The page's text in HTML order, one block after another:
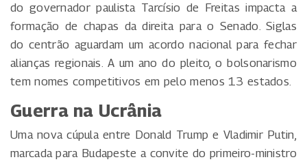
do governador paulista Tarcísio de Freitas impacta a
formação de chapas da direita para o Senado. Siglas
do centrão aguardam um acordo nacional para fechar
alianças regionais. A um ano do pleito, o bolsonarismo
tem nomes competitivos em pelo menos 13 estados.
Guerra na Ucrânia
Uma nova cúpula entre Donald Trump e Vladimir Putin,
marcada para Budapeste a convite do primeiro-ministro